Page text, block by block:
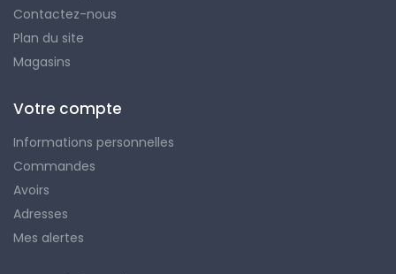
Contactez-nous
Plan du site
Magasins
Votre compte
Informations personnelles
Commandes
Avoirs
Adresses
Mes alertes